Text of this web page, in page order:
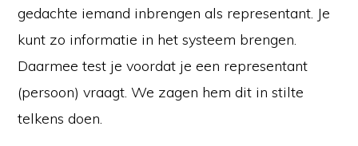
gedachte iemand inbrengen als representant. Je
kunt zo informatie in het systeem brengen.
Daarmee test je voordat je een representant
(persoon) vraagt. We zagen hem dit in stilte
telkens doen.